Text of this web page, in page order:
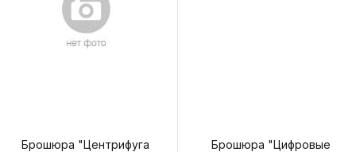
Брошюра "Центрифуга
Брошюра "Цифровые